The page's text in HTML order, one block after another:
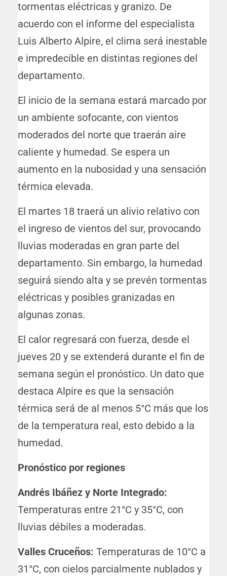
tormentas eléctricas y granizo. De
acuerdo con el informe del especialista
Luis Alberto Alpire, el clima será inestable
e impredecible en distintas regiones del
departamento.
El inicio de la semana estará marcado por
un ambiente sofocante, con vientos
moderados del norte que traerán aire
caliente y humedad. Se espera un
aumento en la nubosidad y una sensación
térmica elevada.
El martes 18 traerá un alivio relativo con
el ingreso de vientos del sur, provocando
lluvias moderadas en gran parte del
departamento. Sin embargo, la humedad
seguirá siendo alta y se prevén tormentas
eléctricas y posibles granizadas en
algunas zonas.
El calor regresará con fuerza, desde el
jueves 20 y se extenderá durante el fin de
semana según el pronóstico. Un dato que
destaca Alpire es que la sensación
térmica será de al menos 5°C más que los
de la temperatura real, esto debido a la
humedad.
Pronóstico por regiones
Andrés Ibáñez y Norte Integrado:
Temperaturas entre 21°C y 35°C, con
lluvias débiles a moderadas.
Valles Cruceños: Temperaturas de 10°C a
31°C, con cielos parcialmente nublados y